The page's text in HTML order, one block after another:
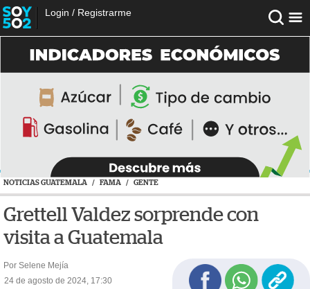
Login / Registrarme
NOTICIAS GUATEMALA / FAMA / GENTE
Grettell Valdez sorprende con
visita a Guatemala
Por Selene Mejía
24 de agosto de 2024, 17:30